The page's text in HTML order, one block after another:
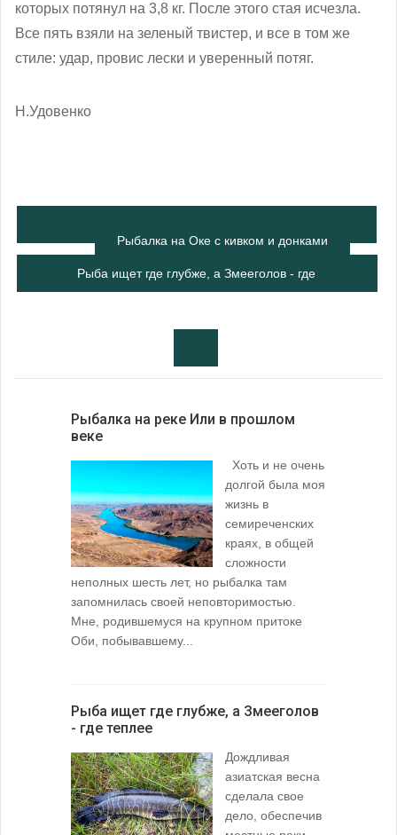
которых потянул на 3,8 кг. После этого стая исчезла.
Все пять взяли на зеленый твистер, и все в том же
стиле: удар, провис лески и уверенный потяг.
Н.Удовенко
Рыбалка на Оке с кивком и донками
Рыба ищет где глубже, а Змееголов - где
Рыбалка на реке Или в прошлом
веке
Хоть и не очень
долгой была моя
жизнь в
семиреченских
краях, в общей
сложности
неполных шесть лет, но рыбалка там
запомнилась своей неповторимостью.
Мне, родившемуся на крупном притоке
Оби, побывавшему...
Рыба ищет где глубже, а Змееголов
- где теплее
Дождливая
азиатская весна
сделала свое
дело, обеспечив